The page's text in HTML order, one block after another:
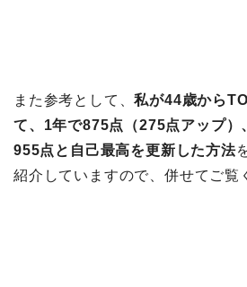
また参考として、私が44歳から
て、1年で875点（275点アップ）
955点と自己最高を更新した方法
紹介していますので、併せてご覧